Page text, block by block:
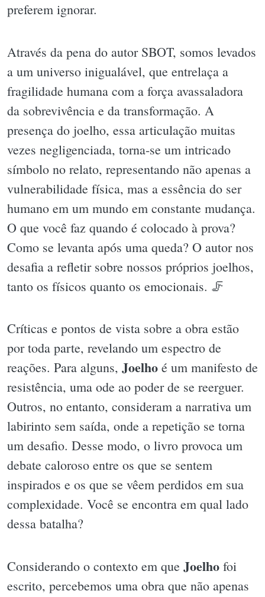
preferem ignorar.
Através da pena do autor SBOT, somos levados
a um universo inigualável, que entrelaça a
fragilidade humana com a força avassaladora
da sobrevivência e da transformação. A
presença do joelho, essa articulação muitas
vezes negligenciada, torna-se um intricado
símbolo no relato, representando não apenas a
vulnerabilidade física, mas a essência do ser
humano em um mundo em constante mudança.
O que você faz quando é colocado à prova?
Como se levanta após uma queda? O autor nos
desafia a refletir sobre nossos próprios joelhos,
tanto os físicos quanto os emocionais. 🦵
Críticas e pontos de vista sobre a obra estão
por toda parte, revelando um espectro de
reações. Para alguns, Joelho é um manifesto de
resistência, uma ode ao poder de se reerguer.
Outros, no entanto, consideram a narrativa um
labirinto sem saída, onde a repetição se torna
um desafio. Desse modo, o livro provoca um
debate caloroso entre os que se sentem
inspirados e os que se vêem perdidos em sua
complexidade. Você se encontra em qual lado
dessa batalha?
Considerando o contexto em que Joelho foi
escrito, percebemos uma obra que não apenas